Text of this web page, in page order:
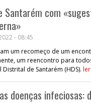
Santarém com
- 08:45
um recomeço de um
um reencontro para
de Santarém (HDS).
doenças